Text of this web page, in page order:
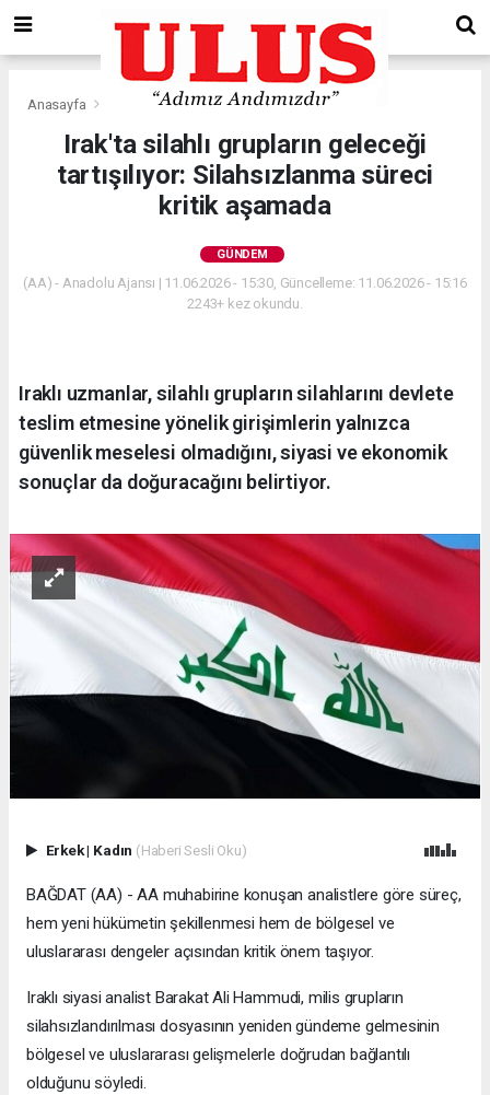
Anasayfa Gündem
Irak'ta silahlı grupların geleceği
tartışılıyor: Silahsızlanma süreci
kritik aşamada
GÜNDEM
(AA) - Anadolu Ajansı | 11.06.2026 - 15:30, Güncelleme: 11.06.2026 - 15:16
2243+ kez okundu.
Iraklı uzmanlar, silahlı grupların silahlarını devlete
teslim etmesine yönelik girişimlerin yalnızca
güvenlik meselesi olmadığını, siyasi ve ekonomik
sonuçlar da doğuracağını belirtiyor.
Erkek| Kadın (Haberi Sesli Oku)
BAĞDAT (AA) - AA muhabirine konuşan analistlere göre süreç,
hem yeni hükümetin şekillenmesi hem de bölgesel ve
uluslararası dengeler açısından kritik önem taşıyor.
Iraklı siyasi analist Barakat Ali Hammudi, milis grupların
silahsızlandırılması dosyasının yeniden gündeme gelmesinin
bölgesel ve uluslararası gelişmelerle doğrudan bağlantılı
olduğunu söyledi.